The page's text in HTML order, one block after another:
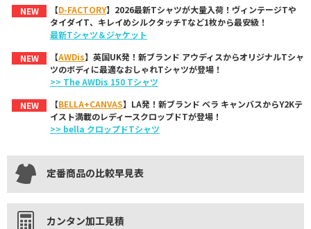
NEW
【D-FACTORY】2026最新Tシャツが大量入荷！ヴィンテージTや
タイダイT、キレイめシルクタッチTなど1枚から最安級！
最新Tシャツ＆ジャケット
NEW
【AWDis】英国UK発！新ブランド アウディスからオリジナルTシャ
ツのボディに最適なおしゃれTシャツが登場！
>> The AWDis 150 Tシャツ
NEW
【BELLA+CANVAS】LA発！新ブランド ベラ キャンバスからY2Kテ
イスト満載のレディースクロップドTが登場！
>> bella クロップドTシャツ
定番商品の比較早見表
カンタン加工見積